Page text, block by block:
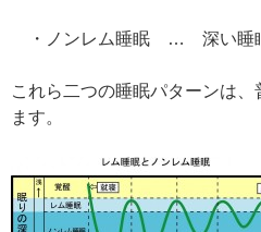
・ノンレム睡眠 … 深い睡
これら二つの睡眠パターンは
ます。